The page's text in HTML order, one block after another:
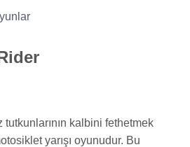
tutkunlarının kalbini fethetmek
yarışı oyunudur. Bu